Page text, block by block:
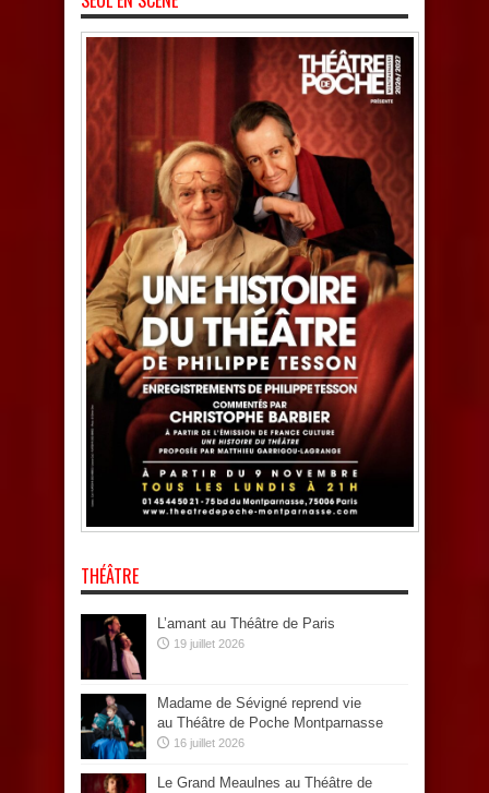
THÉÂTRE
L’amant au Théâtre de Paris
19 juillet 2026
Madame de Sévigné reprend vie
au Théâtre de Poche Montparnasse
16 juillet 2026
Le Grand Meaulnes au Théâtre de